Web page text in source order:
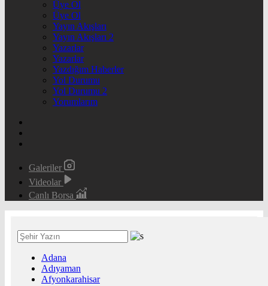
Üye Ol
Üye Ol
Yayın Akışları
Yayın Akışları 2
Yazarlar
Yazarlar
Yazdığım Haberler
Yol Durumu
Yol Durumu 2
Yorumlarım
Galeriler
Videolar
Canlı Borsa
Adana
Adıyaman
Afyonkarahisar